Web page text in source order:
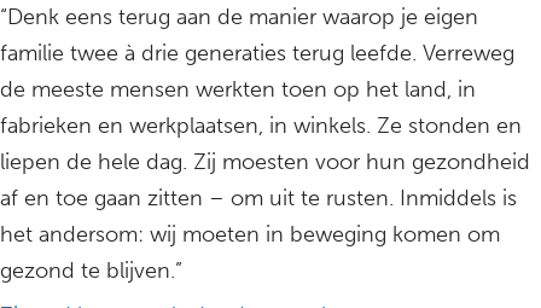
“Denk eens terug aan de manier waarop je eigen
familie twee à drie generaties terug leefde. Verreweg
de meeste mensen werkten toen op het land, in
fabrieken en werkplaatsen, in winkels. Ze stonden en
liepen de hele dag. Zij moesten voor hun gezondheid
af en toe gaan zitten – om uit te rusten. Inmiddels is
het andersom: wij moeten in beweging komen om
gezond te blijven.”